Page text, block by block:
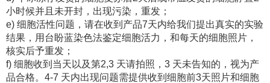
小时候并且未开封，出现污染，重发；
e) 细胞活性问题，请在收到产品7天内给我们提出真实的实验
结果，用台盼蓝染色法鉴定细胞活力，和每天的细胞照片，
核实后予重发；
f) 细胞收到当天以及第2,3 天请拍照，3 天未告知的，视为产
品合格。4-7 天内出现问题需提供收到细胞前3天照片和细胞